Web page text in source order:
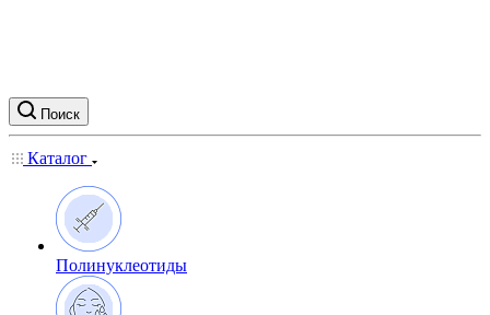
Поиск
Каталог
Полинуклеотиды